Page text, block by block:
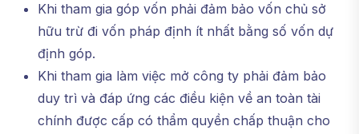
Khi tham gia góp vốn phải đảm bảo vốn chủ sở
hữu trừ đi vốn pháp định ít nhất bằng số vốn dự
định góp.
Khi tham gia làm việc mở công ty phải đảm bảo
duy trì và đáp ứng các điều kiện về an toàn tài
chính được cấp có thẩm quyền chấp thuận cho